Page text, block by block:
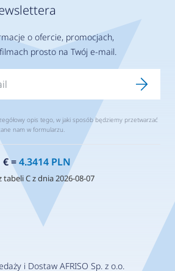
i Dostaw AFRISO Sp. z o.o.
o ofercie, promocjach,
prosto na Twój e-mail.
opis tego, w jaki sposób będziemy przetwarzać
nam w formularzu.
€ =4.3414 PLN
C z dnia 2026-08-07